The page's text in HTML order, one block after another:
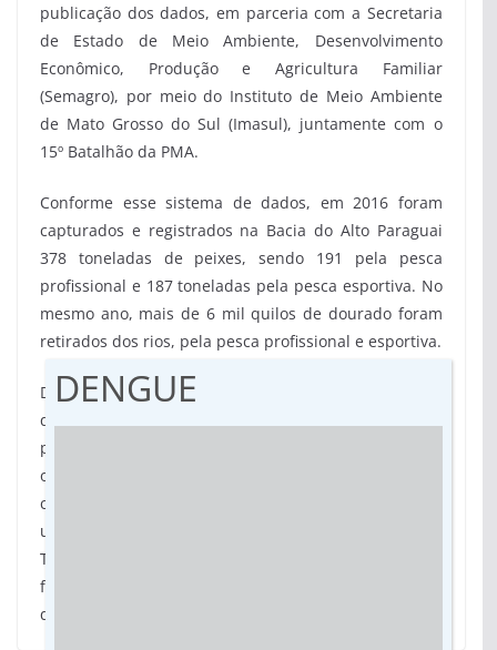
publicação dos dados, em parceria com a Secretaria
de Estado de Meio Ambiente, Desenvolvimento
Econômico, Produção e Agricultura Familiar
(Semagro), por meio do Instituto de Meio Ambiente
de Mato Grosso do Sul (Imasul), juntamente com o
15º Batalhão da PMA.
Conforme esse sistema de dados, em 2016 foram
capturados e registrados na Bacia do Alto Paraguai
378 toneladas de peixes, sendo 191 pela pesca
profissional e 187 toneladas pela pesca esportiva. No
mesmo ano, mais de 6 mil quilos de dourado foram
retirados dos rios, pela pesca profissional e esportiva.
De 2007 a 2016 foram capturados mais de 100 mil
quilos de dourado em Mato Grosso do Sul. Nesse
período de 10 anos, a quantidade anual ultrapassou
os 8 mil quilos, com destaque para o ano de 2011,
com 16 mil quilos de dourado, e 2010 e 2011, cada
um com mais de 13 mil quilos de dourado pescado.
Também em 10 anos, apenas em 2007, 2009 e 2016
foram capturados quantidades inferiores a 7 mil
quilos.
DENGUE